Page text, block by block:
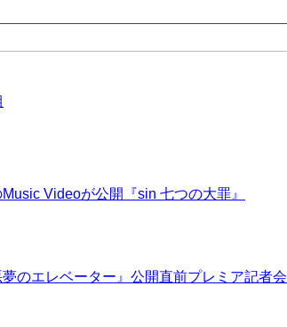
Videoが公開『sin 七つの大罪』
のエレベーター』公開直前プレミア記者会